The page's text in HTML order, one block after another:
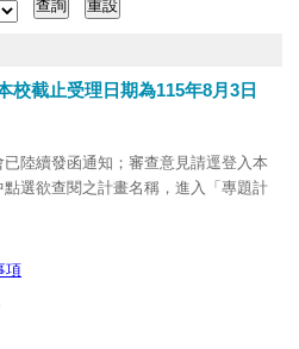
校截止受理日期為115年8月3日
陸續發函通知；審查意見請逕登入本
選欲查閱之計畫名稱，進入「專題計
項